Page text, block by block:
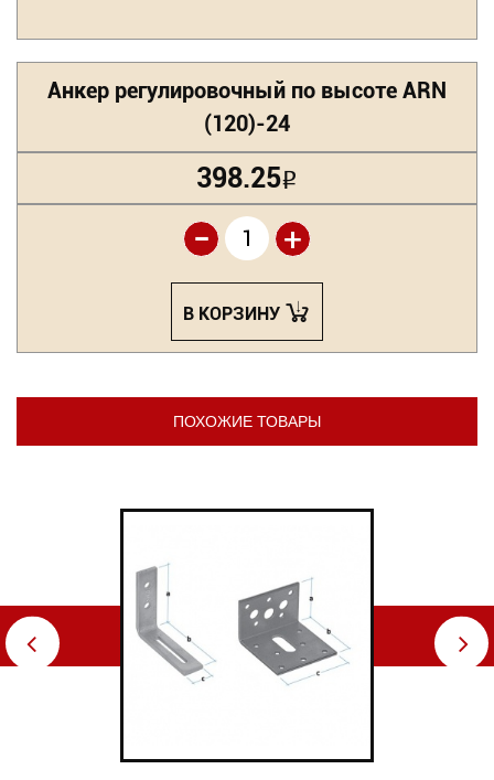
Анкер регулировочный по высоте ARN
(120)-24
398.25Р
+
-
В КОРЗИНУ
ПОХОЖИЕ ТОВАРЫ
⇦ ⇨